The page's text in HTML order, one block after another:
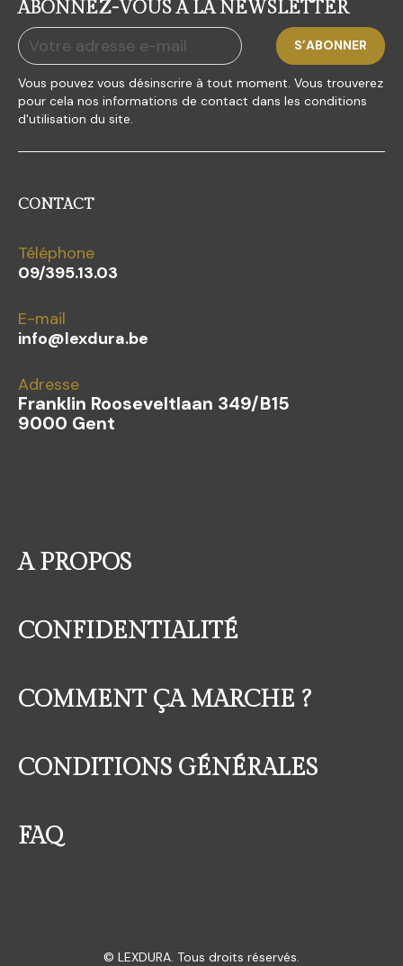
ABONNEZ-VOUS À LA NEWSLETTER
Vous pouvez vous désinscrire à tout moment. Vous trouverez
pour cela nos informations de contact dans les conditions
d'utilisation du site.
CONTACT
Téléphone
09/395.13.03
E-mail
info@lexdura.be
Adresse
Franklin Rooseveltlaan 349/B15
9000 Gent
A PROPOS
CONFIDENTIALITÉ
COMMENT ÇA MARCHE ?
CONDITIONS GÉNÉRALES
FAQ
© LEXDURA. Tous droits réservés.